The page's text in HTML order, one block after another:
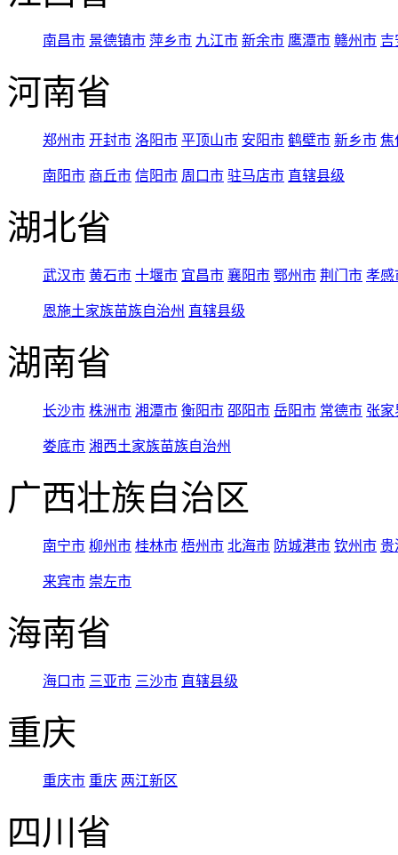
南昌市 景德镇市 萍乡市 九江市 新余市 鹰潭市 赣州市 吉
河南省
郑州市 开封市 洛阳市 平顶山市 安阳市 鹤壁市 新乡市 焦
南阳市 商丘市 信阳市 周口市 驻马店市 直辖县级
湖北省
武汉市 黄石市 十堰市 宜昌市 襄阳市 鄂州市 荆门市 孝感
恩施土家族苗族自治州 直辖县级
湖南省
长沙市 株洲市 湘潭市 衡阳市 邵阳市 岳阳市 常德市 张家
娄底市 湘西土家族苗族自治州
广西壮族自治区
南宁市 柳州市 桂林市 梧州市 北海市 防城港市 钦州市 贵
来宾市 崇左市
海南省
海口市 三亚市 三沙市 直辖县级
重庆
重庆市 重庆 两江新区
四川省